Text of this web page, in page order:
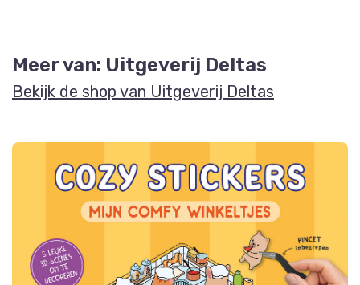
Meer van: Uitgeverij Deltas
Bekijk de shop van Uitgeverij Deltas